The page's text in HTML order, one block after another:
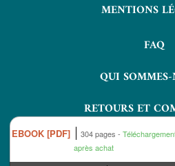
EBOOK [PDF] 304 pages
après achat
MENTIONS
FAQ
QUI SOMMES-
RETOURS ET